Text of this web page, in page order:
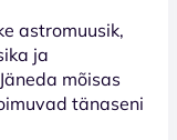
astromuusik,
ja
mõisas
tänaseni